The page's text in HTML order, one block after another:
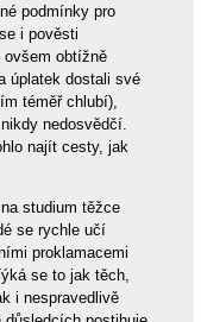
podmínky pro
i pověsti
obtížně
úplatek dostali své
téměř chlubí),
nedosvědčí.
najít cesty, jak
studium těžce
se rychle učí
proklamacemi
se to jak těch,
i nespravedlivě